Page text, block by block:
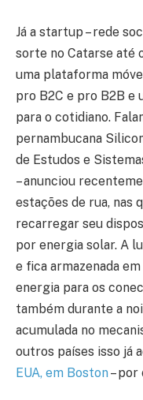
Já a startup – rede
sorte no Catarse até
uma plataforma
pro B2C e pro B2B e
para o cotidiano.
pernambucana
de Estudos e
– anunciou
estações de rua, nas
recarregar seu
por energia solar. A
e fica armazenada
energia para os
também durante a
acumulada no
outros países isso já
EUA, em Boston– por